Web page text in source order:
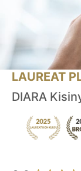
LAUREAT
DIARA